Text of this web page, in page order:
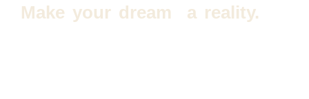
Make your dream a reality.